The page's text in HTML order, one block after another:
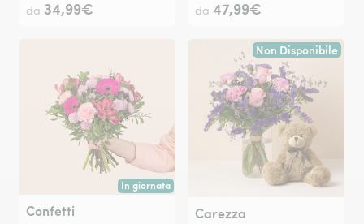
da 34,99€
da 47,99€
In giornata
Consegna disponibile oggi o in data a tua scelta.
Confetti
Non Disponibile
Carezza